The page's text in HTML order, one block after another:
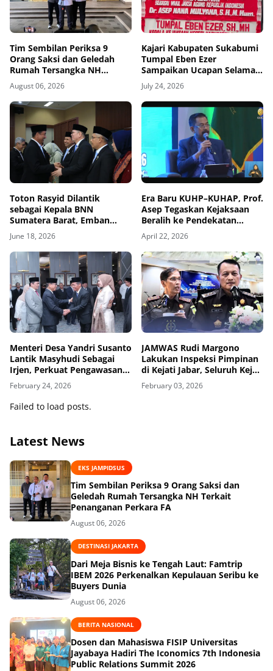
Tim Sembilan Periksa 9
Orang Saksi dan Geledah
Rumah Tersangka NH
Terkait Penanganan Perkara
FA
August 06, 2026
Kajari Kabupaten Sukabumi
Tumpal Eben Ezer
Sampaikan Ucapan Selamat
atas Dilantiknya Wakil Jaksa
Agung hingga Kabadiklat
July 24, 2026
Toton Rasyid Dilantik
sebagai Kepala BNN
Sumatera Barat, Emban
Tugas Strategis Berantas
Narkotika
June 18, 2026
Era Baru KUHP–KUHAP, Prof.
Asep Tegaskan Kejaksaan
Beralih ke Pendekatan
Restoratif
April 22, 2026
Menteri Desa Yandri Susanto
Lantik Masyhudi Sebagai
Irjen, Perkuat Pengawasan
Dana Desa dan Program
Prioritas
February 24, 2026
JAMWAS Rudi Margono
Lakukan Inspeksi Pimpinan
di Kejati Jabar, Seluruh Kejari
Ikut Daring
February 03, 2026
Failed to load posts.
Latest News
EKS JAMPIDSUS
Tim Sembilan Periksa 9 Orang Saksi dan
Geledah Rumah Tersangka NH Terkait
Penanganan Perkara FA
August 06, 2026
DESTINASI JAKARTA
Dari Meja Bisnis ke Tengah Laut: Famtrip
IBEM 2026 Perkenalkan Kepulauan Seribu ke
Buyers Dunia
August 06, 2026
BERITA NASIONAL
Dosen dan Mahasiswa FISIP Universitas
Jayabaya Hadiri The Iconomics 7th Indonesia
Public Relations Summit 2026